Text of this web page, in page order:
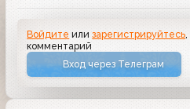
Войдите илизарегистрируйтесь,
комментарий
Вход через Телеграм